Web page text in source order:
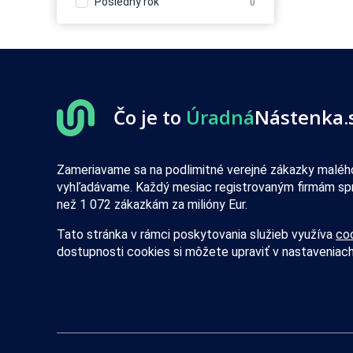
služby
Balenie, etiketovanie,
Banky
Bazény 33
Bezpečnosť - dochádzkové
systémy
20
Bezpečnosť - dvere, okna,
Bezpečnosť - iné 106
Bezpečnosť - kamerové
45
Čo je to Úradná
Zameriavame sa na podlimitné verejné zákazky
vyhľadávame. Každý mesiac registrovaným firmám
než 1 072 zákazkám za milióny Eur.
Tato stránka v rámci poskytovania služieb využíva
dostupnosti cookies si môžete upraviť v